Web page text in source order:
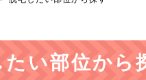
たい部位から